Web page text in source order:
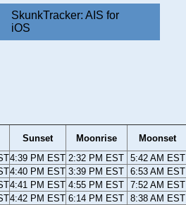
SkunkTracker: AIS for
iOS
Sunset Moonrise
Moonset
4:39 PM EST 2:32 PM EST 5:42 AM EST
4:40 PM EST 3:39 PM EST 6:53 AM EST
4:41 PM EST 4:55 PM EST 7:52 AM EST
4:42 PM EST 6:14 PM EST 8:38 AM EST